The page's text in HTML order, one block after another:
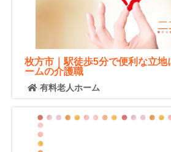
枚方市｜駅徒歩5分で便利な立地
ームの介護職
有料老人ホーム